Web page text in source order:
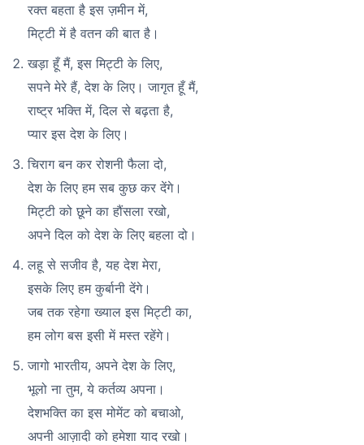
रक्त बहता है इस ज़मीन में,
मिट्टी में है वतन की बात है।
खड़ा हूँ मैं, इस मिट्टी के लिए,
सपने मेरे हैं, देश के लिए। जागृत हूँ मैं,
राष्ट्र भक्ति में, दिल से बढ़ता है,
प्यार इस देश के लिए।
चिराग बन कर रोशनी फैला दो,
देश के लिए हम सब कुछ कर देंगे।
मिट्टी को छूने का हौंसला रखो,
अपने दिल को देश के लिए बहला दो।
लहू से सजीव है, यह देश मेरा,
इसके लिए हम कुर्बानी देंगे।
जब तक रहेगा ख्याल इस मिट्टी का,
हम लोग बस इसी में मस्त रहेंगे।
जागो भारतीय, अपने देश के लिए,
भूलो ना तुम, ये कर्तव्य अपना।
देशभक्ति का इस मोमेंट को बचाओ,
अपनी आज़ादी को हमेशा याद रखो।